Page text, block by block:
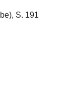
S. 191